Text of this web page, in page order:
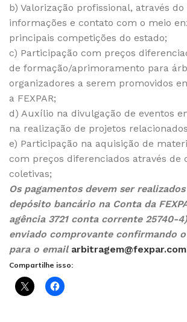
b) Valorização profissional, através
informações e contato com o meio
principais competições do estado;
c) Participação com preços
de formação/aprimoramento para
organizadores a serem promovidos
a FEXPAR;
d) Auxílio na divulgação de eventos
na realização de projetos
e) Participação na aquisição de
com preços diferenciados através de
coletivas;
Os pagamentos devem ser
depósito bancário na Conta da
agência 3721 conta corrente 25740-
enviado comprovante confirmando
para o email
Compartilhe isso: